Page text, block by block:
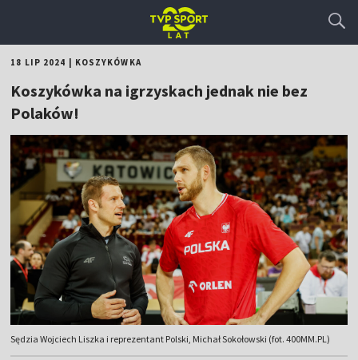
18 LIP 2024 KOSZYKÓWKA
Koszykówka na igrzyskach jednak nie bez
Polaków!
Sędzia Wojciech Liszka i reprezentant Polski, Michał Sokołowski (fot. 400MM.PL)